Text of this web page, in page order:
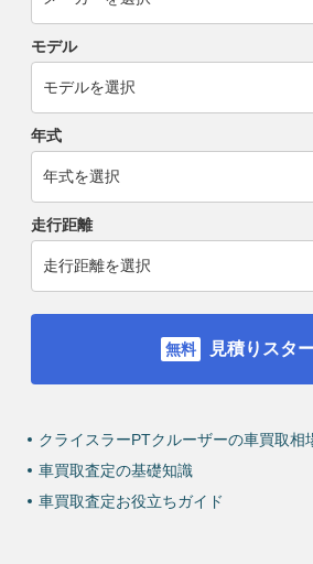
モデル
年式
走行距離
見積りスタ
クライスラーPTクルーザーの車買取相
車買取査定の基礎知識
車買取査定お役立ちガイド